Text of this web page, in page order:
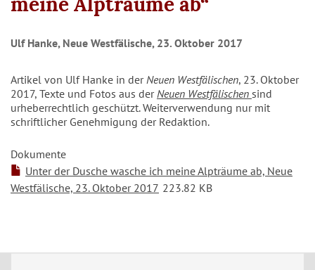
Ulf Hanke, Neue Westfälische, 23. Oktober 2017
Artikel von Ulf Hanke in derNeuen Westfälischen, 23. Oktober
2017, Texte und Fotos aus derNeuen Westfälischen sind
urheberrechtlich geschützt. Weiterverwendung nur mit
schriftlicher Genehmigung der Redaktion.
Dokumente
Unter der Dusche wasche ich meine Alpträume ab, Neue
Westfälische, 23. Oktober 2017 223.82 KB